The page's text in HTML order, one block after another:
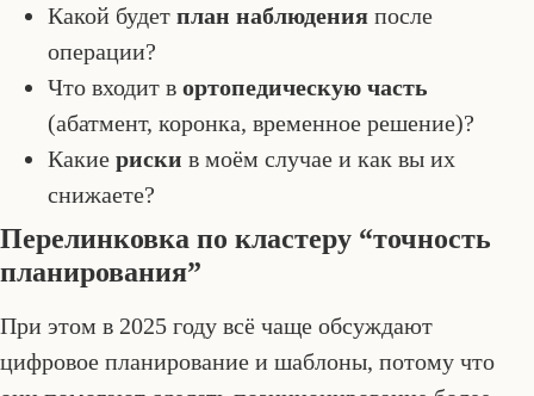
Какой будет план наблюдения после
операции?
Что входит в ортопедическую часть
(абатмент, коронка, временное решение)?
Какие риски в моём случае и как вы их
снижаете?
Перелинковка по кластеру “точность
планирования”
При этом в 2025 году всё чаще обсуждают
цифровое планирование и шаблоны, потому что